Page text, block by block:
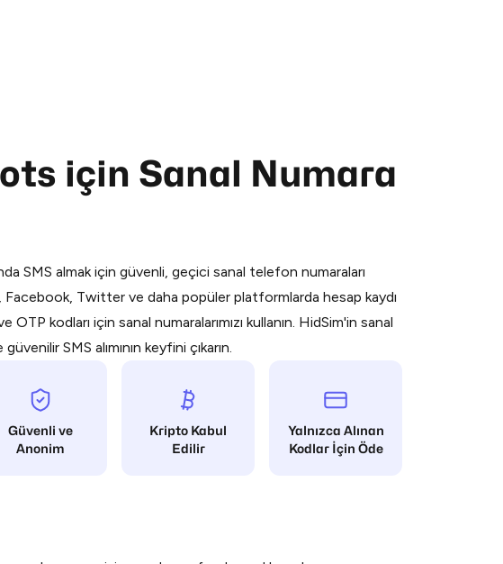
için Sanal Numara
SMS almak için güvenli, geçici sanal telefon numaraları
Twitter ve daha popüler platformlarda hesap kaydı
OTP kodları için sanal numaralarımızı kullanın. HidSim'in sanal
SMS alımının keyfini çıkarın.
Güvenli ve
Anonim
Kripto Kabul
Edilir
Yalnızca Alınan
Kodlar İçin Öde
Telegram is a simple two-step process:
official
our bot and complete the HidSim credit purchase.
on HidSim